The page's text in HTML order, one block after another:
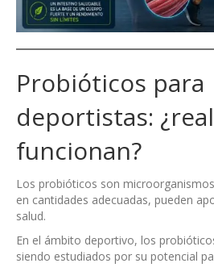
Probióticos para
deportistas:
funcionan?
Los probióticos son
en cantidades adecuadas, pueden
salud.
En el ámbito deportivo, los
siendo estudiados por su potencial